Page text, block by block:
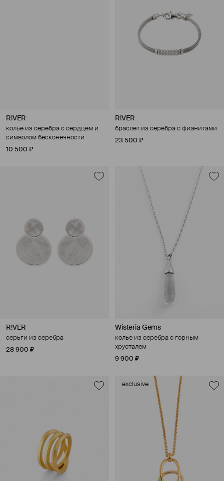
R!VER
колье из серебра с сердцем и
символом бесконечности
10 500 ₽
R!VER
браслет из серебра с фианитами
23 500 ₽
R!VER
серьги из серебра
28 900 ₽
Wisteria Gems
колье из серебра с горным
хрусталем
9 900 ₽
exclusive